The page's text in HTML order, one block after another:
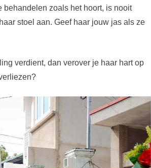
behandelen zoals het hoort, is nooit
stoel aan. Geef haar jouw jas als ze
verdient, dan verover je haar hart op